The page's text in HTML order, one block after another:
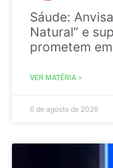
Sáude:
Natural” e
prometem
VER MATÉRIA »
6 de agosto de 2026